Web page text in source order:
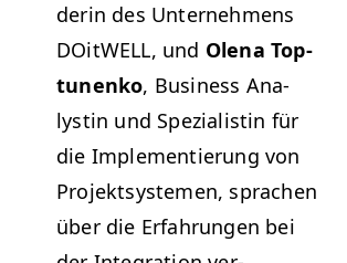
derin des Unternehmens
DOitWELL, und Ole­na Top­
tunenko, Busi­ness Ana­
lystin und Spezial­istin für
die Imple­men­tierung von
Pro­jek­t­sys­te­men, sprachen
über die Erfahrun­gen bei